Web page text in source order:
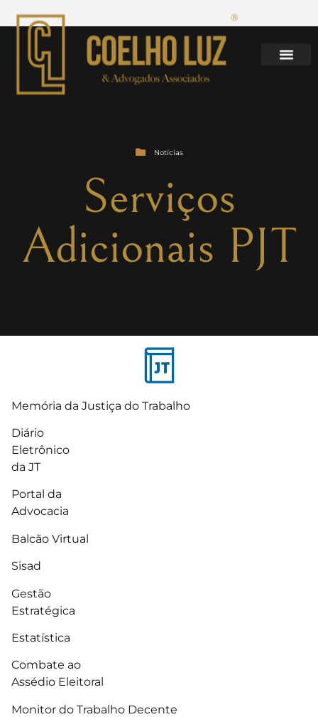
Notícias
Serviços
Adicionais PJT
Memória da Justiça do Trabalho
Diário
Eletrônico
da JT
Portal da
Advocacia
Balcão Virtual
Sisad
Gestão
Estratégica
Estatística
Combate ao
Assédio Eleitoral
Monitor do Trabalho Decente